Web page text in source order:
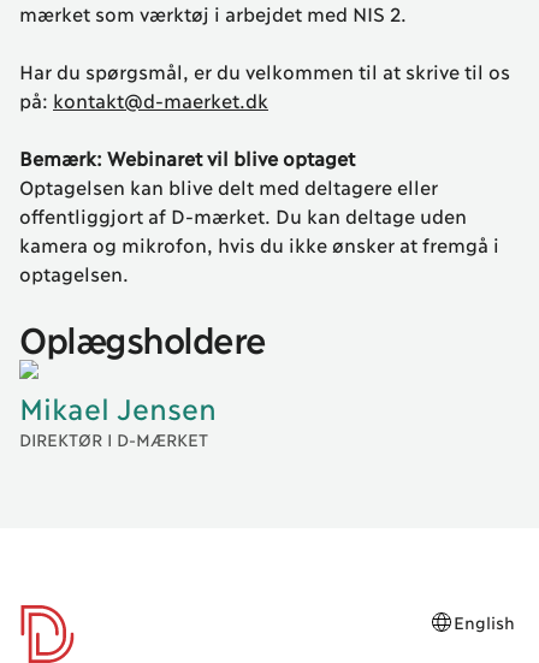
mærket som værktøj i arbejdet med NIS 2.
Har du spørgsmål, er du velkommen til at skrive til os
på: kontakt@d-maerket.dk
Bemærk: Webinaret vil blive optaget
Optagelsen kan blive delt med deltagere eller
offentliggjort af D-mærket. Du kan deltage uden
kamera og mikrofon, hvis du ikke ønsker at fremgå i
optagelsen.
Oplægsholdere
Mikael Jensen
DIREKTØR I D-MÆRKET
English